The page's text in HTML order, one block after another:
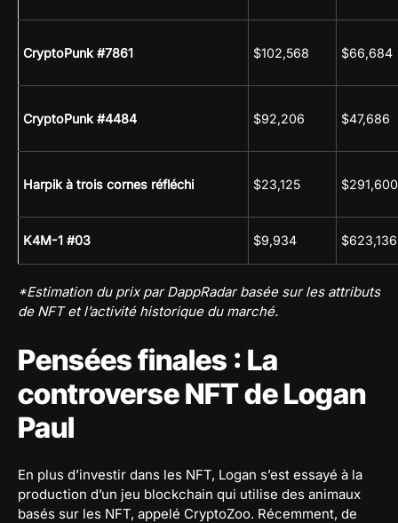
CryptoPunk #7861 $102,568 $66,684
CryptoPunk #4484 $92,206 $47,686
Harpik à trois cornes réfléchi $23,125 $291,600
K4M-1 #03 $9,934 $623,136
*Estimation du prix par DappRadar basée sur les attributs
de NFT et l’activité historique du marché.
Pensées finales : La
controverse NFT de Logan
Paul
En plus d’investir dans les NFT, Logan s’est essayé à la
production d’un jeu blockchain qui utilise des animaux
basés sur les NFT, appelé CryptoZoo. Récemment, de